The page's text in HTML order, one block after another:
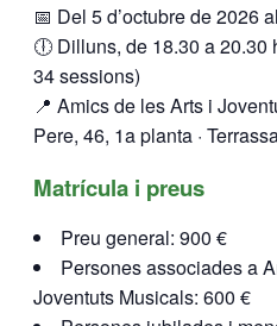
📅 Del 5 d’octubre de 2026
🕕 Dilluns, de 18.30 a
34 sessions)
📍 Amics de les Arts i
Pere, 46, 1a planta ·
Matrícula i preus
Preu general: 900 €
Persones associades a
Joventuts Musicals: 600 €